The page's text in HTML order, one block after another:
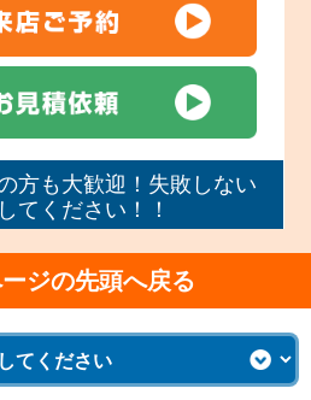
方も大歓迎！失敗しない
てください！！
ジの先頭へ戻る